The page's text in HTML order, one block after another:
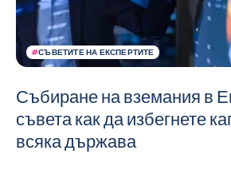
#СЪВЕТИТЕ НА ЕКСПЕРТИТЕ
Събиране на вземания в
съвета как да избегнете
всяка държава